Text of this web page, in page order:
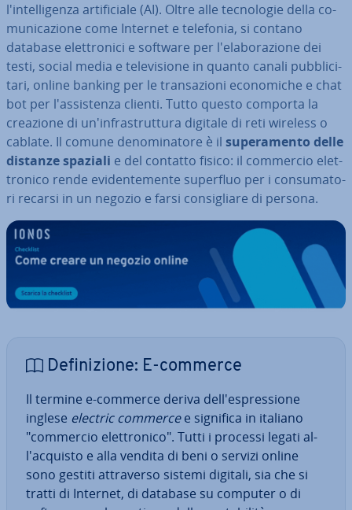
l'in­tel­li­gen­za ar­ti­fi­cia­le (AI). Oltre alle tec­no­lo­gie della co­
mu­ni­ca­zio­ne come Internet e telefonia, si contano
database elet­tro­ni­ci e software per l'e­la­bo­ra­zio­ne dei
testi, social media e te­le­vi­sio­ne in quanto canali pub­bli­ci­
ta­ri, online banking per le tran­sa­zio­ni eco­no­mi­che e chat
bot per l'as­si­sten­za clienti. Tutto questo comporta la
creazione di un'in­fra­strut­tu­ra digitale di reti wireless o
cablate. Il comune de­no­mi­na­to­re è il su­pe­ra­men­to delle
distanze spaziali e del contatto fisico: il commercio elet­
tro­ni­co rende evi­den­te­men­te superfluo per i con­su­ma­to­
ri recarsi in un negozio e farsi con­si­glia­re di persona.
De­fi­ni­zio­ne: E-commerce
Il termine e-commerce deriva del­l'e­spres­sio­ne
inglese electric commercee significa in italiano
"commercio elet­tro­ni­co". Tutti i processi legati al­
l'ac­qui­sto e alla vendita di beni o servizi online
sono gestiti at­tra­ver­so sistemi digitali, sia che si
tratti di Internet, di database su computer o di